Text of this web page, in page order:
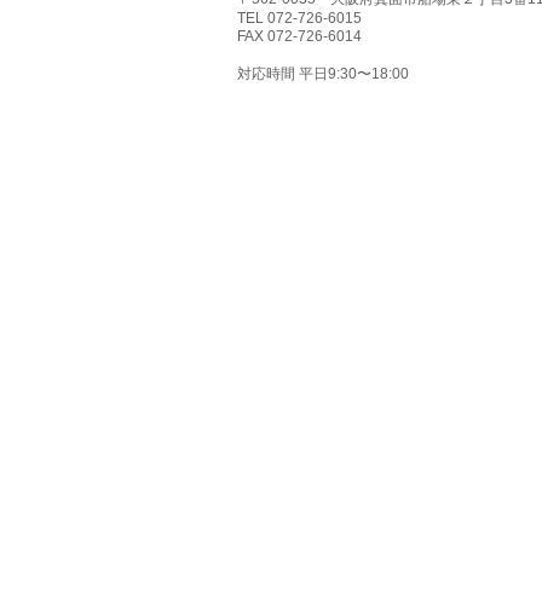
TEL 072-726-6015
FAX 072-726-6014
対応時間 平日9:30〜18:00